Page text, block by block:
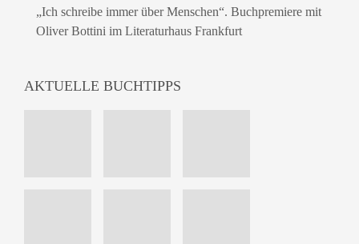
„Ich schreibe immer über Menschen“. Buchpremiere mit
Oliver Bottini im Literaturhaus Frankfurt
AKTUELLE BUCHTIPPS